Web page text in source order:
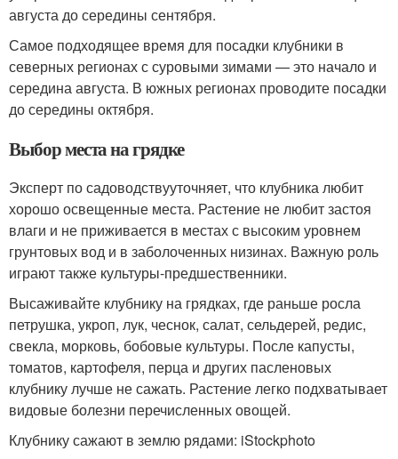
августа до середины сентября.
Самое подходящее время для посадки клубники в
северных регионах с суровыми зимами — это начало и
середина августа. В южных регионах проводите посадки
до середины октября.
Выбор места на грядке
Эксперт по садоводствууточняет, что клубника любит
хорошо освещенные места. Растение не любит застоя
влаги и не приживается в местах с высоким уровнем
грунтовых вод и в заболоченных низинах. Важную роль
играют также культуры-предшественники.
Высаживайте клубнику на грядках, где раньше росла
петрушка, укроп, лук, чеснок, салат, сельдерей, редис,
свекла, морковь, бобовые культуры. После капусты,
томатов, картофеля, перца и других пасленовых
клубнику лучше не сажать. Растение легко подхватывает
видовые болезни перечисленных овощей.
Клубнику сажают в землю рядами: iStockphoto